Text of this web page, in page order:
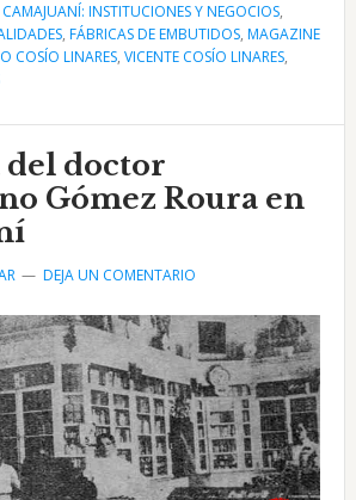
CAMAJUANÍ: INSTITUCIONES Y NEGOCIOS,
, FÁBRICAS DE EMBUTIDOS, MAGAZINE
COSÍO LINARES, VICENTE COSÍO LINARES,
del doctor
Gómez Roura en
DEJA UN COMENTARIO